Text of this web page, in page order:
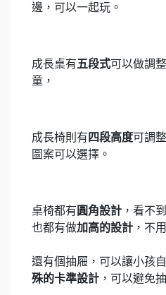
邊，可以一起玩。
成長桌有五段式可以做調
童，
成長椅則有 四段高度可調
圖案可以選擇。
桌椅都有 圓角設計 ，看不
也都有做加高的設計 ，不
還有個抽屜，可以讓小孩
殊的卡準設計 ，可以避免